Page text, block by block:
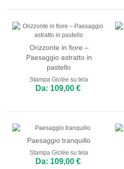
Orizzonte in fiore –
Paesaggio astratto in
pastello
Stampa Giclée su tela
Da: 109,00 €
Paesaggio tranquillo
Stampa Giclée su tela
Da: 109,00 €